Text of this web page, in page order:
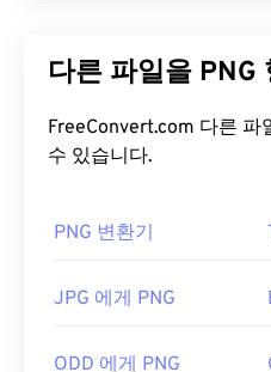
PNG 이미지는RGB또는
에 사용하기 적합합니다.
니메이션도 지원합니다(
는개방형 포맷
PNG 파일을 어떻
일반적으로 PNG 파일은
다른 파
FreeConvert.com 다른 파일도 PNG 형식으로
수 있습니다.
PNG 변환기
JPG 에게 PNG
ODD 에게 PNG